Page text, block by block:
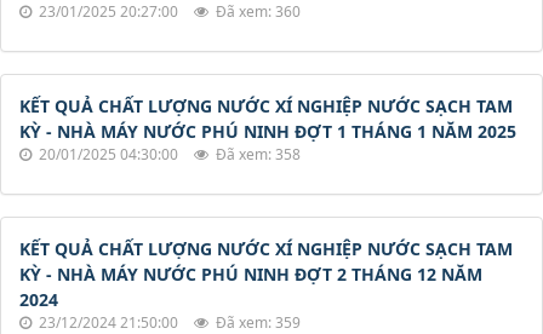
23/01/2025 20:27:00 Đã xem: 360
KẾT QUẢ CHẤT LƯỢNG NƯỚC XÍ NGHIỆP NƯỚC SẠCH TAM
KỲ - NHÀ MÁY NƯỚC PHÚ NINH ĐỢT 1 THÁNG 1 NĂM 2025
20/01/2025 04:30:00 Đã xem: 358
KẾT QUẢ CHẤT LƯỢNG NƯỚC XÍ NGHIỆP NƯỚC SẠCH TAM
KỲ - NHÀ MÁY NƯỚC PHÚ NINH ĐỢT 2 THÁNG 12 NĂM
2024
23/12/2024 21:50:00 Đã xem: 359